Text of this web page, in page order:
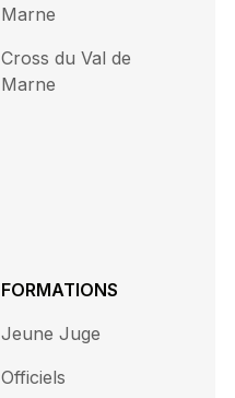
Marne
Cross du Val de
Marne
FORMATIONS
Jeune Juge
Officiels